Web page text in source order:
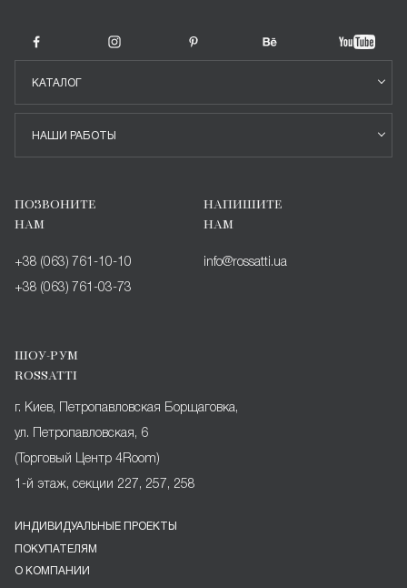
КАТАЛОГ
НАШИ РАБОТЫ
ПОЗВОНИТЕ
НАМ
+38 (063) 761-10-10
+38 (063) 761-03-73
НАПИШИТЕ
НАМ
info@rossatti.ua
ШОУ-РУМ
ROSSATTI
г. Киев, Петропавловская Борщаговка,
ул. Петропавловская, 6
(Торговый Центр 4Room)
1-й этаж, секции 227, 257, 258
ИНДИВИДУАЛЬНЫЕ ПРОЕКТЫ
ПОКУПАТЕЛЯМ
О КОМПАНИИ